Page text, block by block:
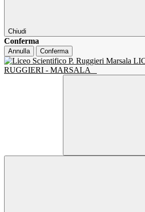
Chiudi
Conferma
Annulla Conferma
RUGGIERI - MARSALA